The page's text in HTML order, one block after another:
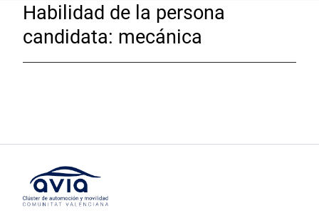
Habilidad de la persona
candidata: mecánica